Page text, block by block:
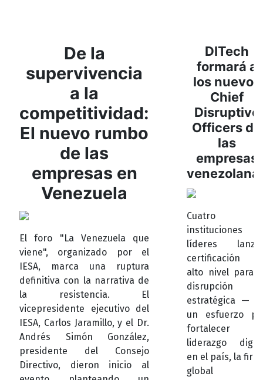
De la
supervivencia
a la
competitividad:
El nuevo rumbo
de las
empresas en
Venezuela
El foro "La Venezuela que
viene", organizado por el
IESA, marca una ruptura
definitiva con la narrativa de
la resistencia. El
vicepresidente ejecutivo del
IESA, Carlos Jaramillo, y el Dr.
Andrés Simón González,
presidente del Consejo
Directivo, dieron inicio al
DITech
formará a
los nuevos
Chief
Disruptive
Officers de
las
empresas
Cuatro
instituciones
líderes
certificación
alto nivel para
disrupción
estratégica —
un esfuerzo
fortalecer
liderazgo
en el país, la
global